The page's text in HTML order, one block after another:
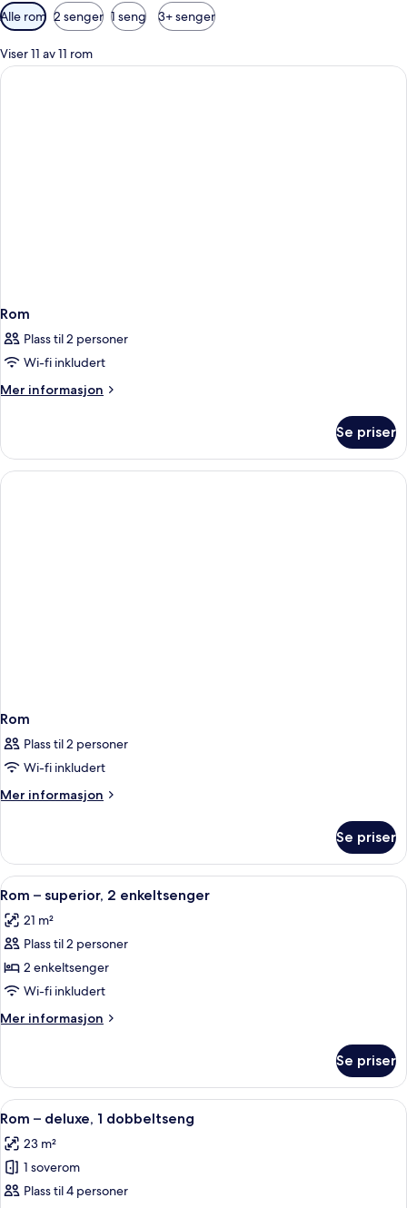
Tilgjengelige
filtre
for
rom
Alle rom 2 senger 1 seng 3+ senger
Viser 11 av 11 rom
Rom
Plass til 2 personer
Wi-fi inkludert
Mer informasjon
Mer
Se priser
Rom
Plass til 2 personer
Wi-fi inkludert
Mer informasjon
Mer
Se priser
Åpne
alle
bildene
av
Rom
–
superior,
2
Sengetøy av topp kvalitet,
7
Rom – superior, 2 enkeltsenger
21 m²
Plass til 2 personer
2 enkeltsenger
Wi-fi inkludert
Mer informasjon
Mer
–
superior,
2
Se priser
Åpne
alle
bildene
av
Rom
Sengetøy av topp kvalitet,
7
Rom – deluxe, 1 dobbeltseng
23 m²
1 soverom
Plass til 4 personer